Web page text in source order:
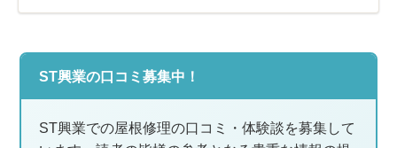
ST興業の口コミ募集中！
ST興業での屋根修理の口コミ・体験談を募集して